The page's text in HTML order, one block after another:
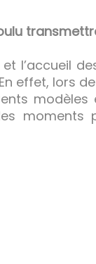
l’accueil
effet, lors
moments